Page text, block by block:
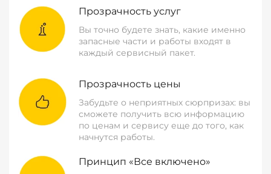
Прозрачность услуг
Вы точно будете знать, какие именно
запасные части и работы входят в
каждый сервисный пакет.
Прозрачность цены
Забудьте о неприятных сюрпризах: вы
сможете получить всю информацию
по ценам и сервису еще до того, как
начнутся работы.
Принцип «Все включено»